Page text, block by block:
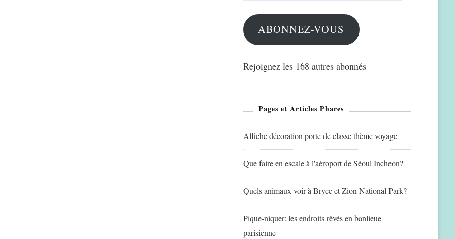
mail
ABONNEZ-VOUS
Rejoignez les 168 autres abonnés
Pages et Articles Phares
Affiche décoration porte de classe thème voyage
Que faire en escale à l'aéroport de Séoul Incheon?
Quels animaux voir à Bryce et Zion National Park?
Pique-niquer: les endroits rêvés en banlieue
parisienne